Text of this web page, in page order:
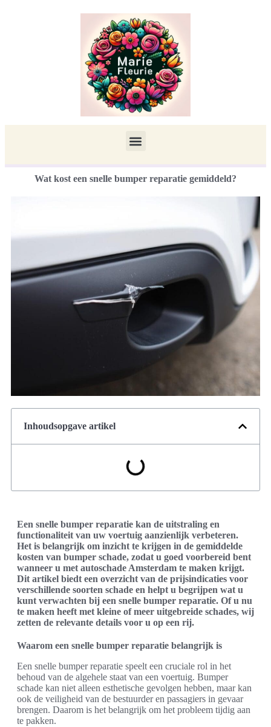
Wat kost een snelle bumper reparatie gemiddeld?
Inhoudsopgave artikel
Een snelle bumper reparatie kan de uitstraling en
functionaliteit van uw voertuig aanzienlijk verbeteren.
Het is belangrijk om inzicht te krijgen in de gemiddelde
kosten van bumper schade, zodat u goed voorbereid bent
wanneer u met autoschade Amsterdam te maken krijgt.
Dit artikel biedt een overzicht van de prijsindicaties voor
verschillende soorten schade en helpt u begrijpen wat u
kunt verwachten bij een snelle bumper reparatie. Of u nu
te maken heeft met kleine of meer uitgebreide schades, wij
zetten de relevante details voor u op een rij.
Waarom een snelle bumper reparatie belangrijk is
Een snelle bumper reparatie speelt een cruciale rol in het
behoud van de algehele staat van een voertuig. Bumper
schade kan niet alleen esthetische gevolgen hebben, maar kan
ook de veiligheid van de bestuurder en passagiers in gevaar
brengen. Daarom is het belangrijk om het probleem tijdig aan
te pakken.